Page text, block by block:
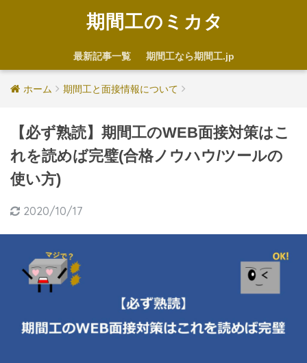
期間工のミカタ
最新記事一覧 期間工なら期間工.jp
ホーム 期間工と面接情報について
【必ず熟読】期間工のWEB面接対策はこ
れを読めば完璧(合格ノウハウ/ツールの
使い方)
2020/10/17